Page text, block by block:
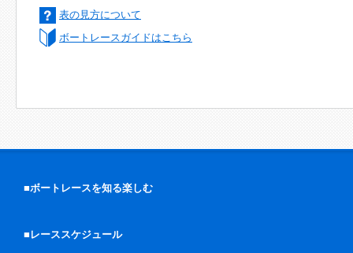
表の見方について
ボートレースガイドはこちら
■ボートレースを知る楽しむ
■レーススケジュール